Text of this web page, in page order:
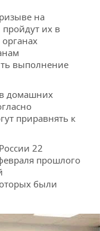
на
их в
выполнение
домашних
приравнять к
22
прошлого
были